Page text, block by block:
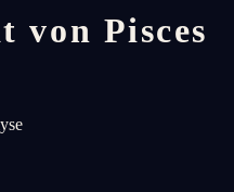
Pisces